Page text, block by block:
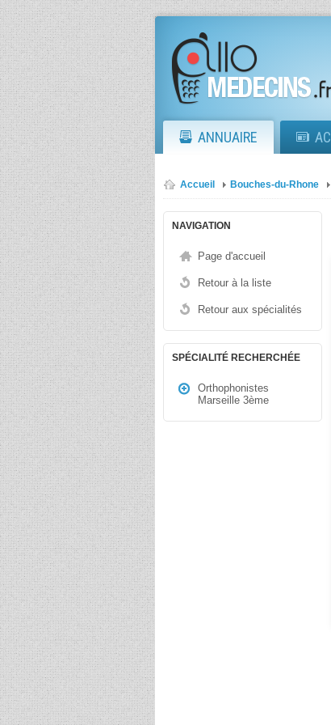
ANNUAIRE
Accueil Bouches-du-Rhone
NAVIGATION
Page d'accueil
Retour à la liste
Retour aux spécialités
SPÉCIALITÉ RECHERCHÉE
Orthophonistes
Marseille 3ème